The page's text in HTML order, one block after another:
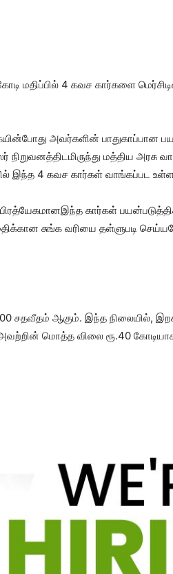
4 கவச கார்களை
அவர்களின் பாதுகாப்பான
மத்திய அரசு
இந்த 4 கவச கார்கள் வாங்கப்பட
கார்கள்
சுங்க வரியை தள்ளுபடி
சதவீதம் ஆகும். இந்த நிலையில்,
அவற்றின் மொத்த விலை ரூ.40